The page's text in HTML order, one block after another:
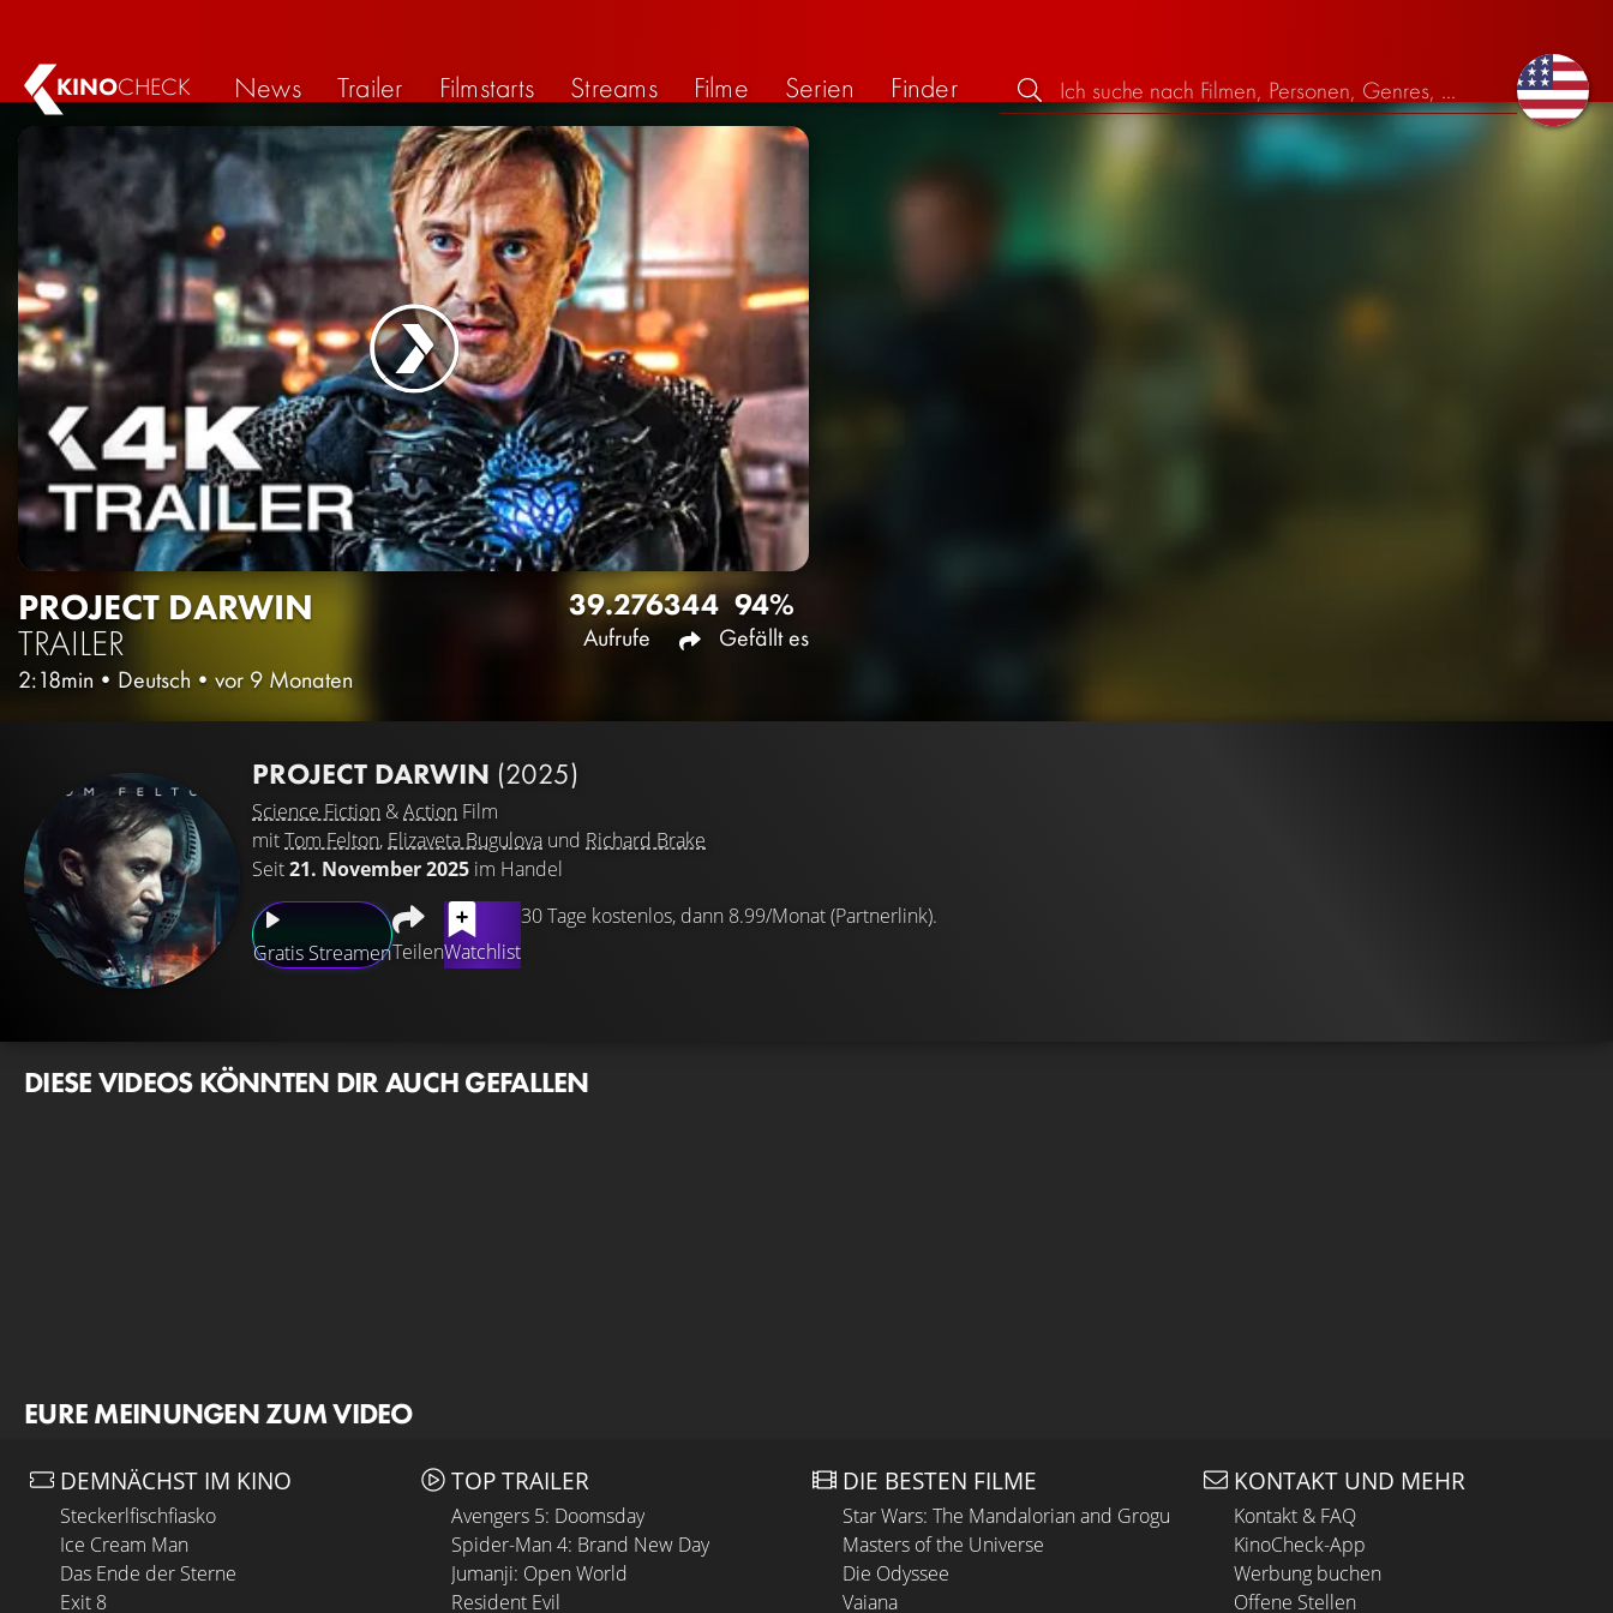
KINOCHECK News Trailer Filmstarts Streams Filme Serien Finder
PROJECT DARWIN
TRAILER
2:18min • Deutsch • vor 9 Monaten
39.276
Aufrufe
344 94%
Gefällt es
PROJECT DARWIN (2025)
Science Fiction &Action Film
mitTom Felton, Elizaveta Bugulova und Richard Brake
Seit21. November 2025 im Handel
Gratis StreamenTeilenWatchlist
30 Tage kostenlos, dann 8.99/Monat (Partnerlink).
DIESE VIDEOS KÖNNTEN DIR AUCH GEFALLEN
EURE MEINUNGEN ZUM VIDEO
DEMNÄCHST IM KINO
Steckerlfischfiasko
Ice Cream Man
Das Ende der Sterne
Exit 8
TOP TRAILER
Avengers 5: Doomsday
Spider-Man 4: Brand New Day
Jumanji: Open World
Resident Evil
DIE BESTEN FILME
Star Wars: The Mandalorian and Grogu
Masters of the Universe
Die Odyssee
Vaiana
KONTAKT UND MEHR
Kontakt & FAQ
KinoCheck-App
Werbung buchen
Offene Stellen